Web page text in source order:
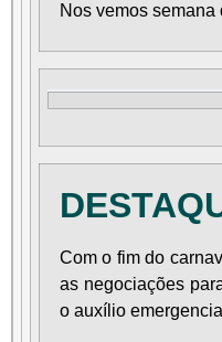
Nos vemos semana
Com o fim do
as negociações
o auxílio